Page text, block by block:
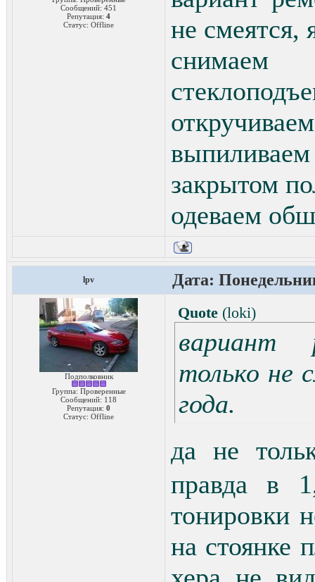
Сообщений: 451
Репутация: 4
Статус: Offline
не смеятся,
выпиливаем
закрытом
одеваем
lpv Дата:
Подполковник
Группа: Проверенные
Сообщений: 118
Репутация: 0
Статус: Offline
Quote (loki)
вариант
только не
года.
да не
правда в
тонировки
на стоянке